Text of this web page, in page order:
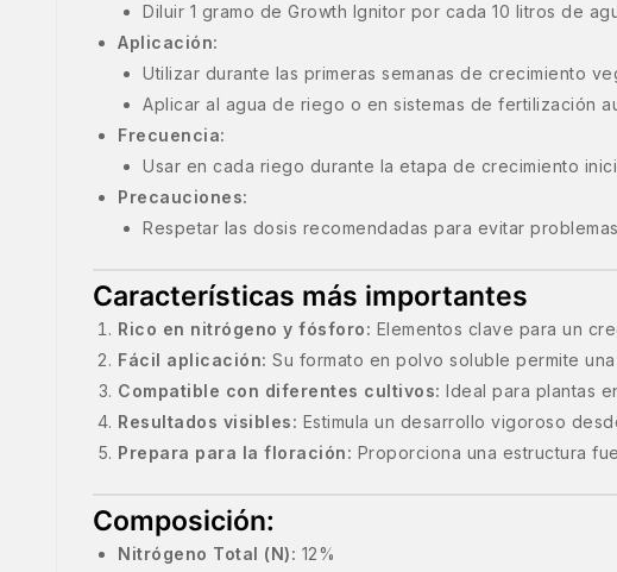
Diluir 1 gramo de Growth Ignitor por cada 10 litros de
Aplicación:
Utilizar durante las primeras semanas de crecimiento
Aplicar al agua de riego o en sistemas de fertilización
Frecuencia:
Usar en cada riego durante la etapa de crecimiento
Precauciones:
Respetar las dosis recomendadas para evitar
Características más importantes
Rico en nitrógeno y fósforo: Elementos clave para un
Fácil aplicación: Su formato en polvo soluble permite
Compatible con diferentes cultivos: Ideal para plantas
Resultados visibles: Estimula un desarrollo vigoroso
Prepara para la floración: Proporciona una estructura
Composición:
Nitrógeno Total (N): 12%